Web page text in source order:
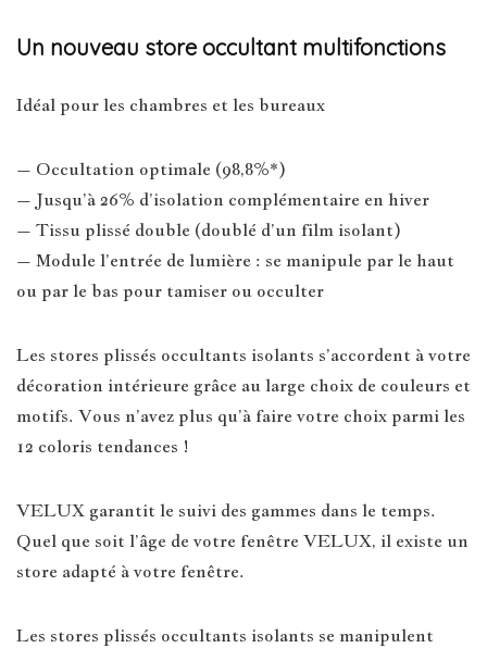
Un nouveau store occultant multifonctions
Idéal pour les chambres et les bureaux
– Occultation optimale (98,8%*)
– Jusqu’à 26% d’isolation complémentaire en hiver
– Tissu plissé double (doublé d’un film isolant)
– Module l’entrée de lumière : se manipule par le haut
ou par le bas pour tamiser ou occulter
Les stores plissés occultants isolants s’accordent à votre
décoration intérieure grâce au large choix de couleurs et
motifs. Vous n’avez plus qu’à faire votre choix parmi les
12 coloris tendances !
VELUX garantit le suivi des gammes dans le temps.
Quel que soit l’âge de votre fenêtre VELUX, il existe un
store adapté à votre fenêtre.
Les stores plissés occultants isolants se manipulent